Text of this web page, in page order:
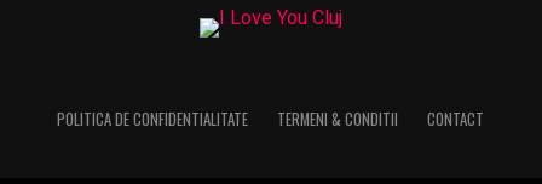
POLITICA DE CONFIDENTIALITATE TERMENI & CONDITII CONTACT